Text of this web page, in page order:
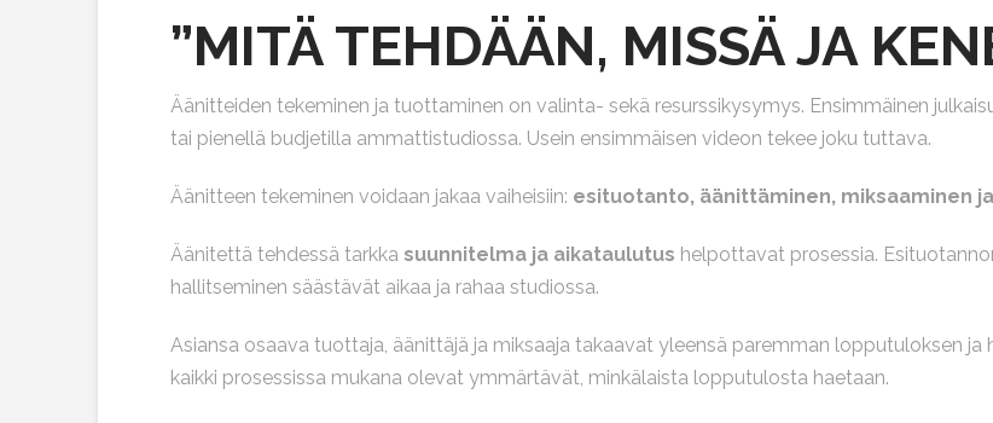
”MITÄ TEHDÄÄN, MISSÄ JA
Äänitteiden tekeminen ja tuottaminen on valinta- sekä resurssikysymys. Ensimmäinen
tai pienellä budjetilla ammattistudiossa. Usein ensimmäisen videon tekee joku tuttava.
Äänitteen tekeminen voidaan jakaa vaiheisiin: esituotanto, äänittäminen, miksaaminen
Äänitettä tehdessä tarkkasuunnitelma ja aikataulutus helpottavat prosessia.
hallitseminen säästävät aikaa ja rahaa studiossa.
Asiansa osaava tuottaja, äänittäjä ja miksaaja takaavat yleensä paremman lopputuloksen
kaikki prosessissa mukana olevat ymmärtävät, minkälaista lopputulosta haetaan.